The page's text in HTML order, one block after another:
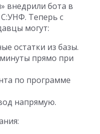
внедрили бота в
Теперь с
могут:
остатки из базы.
прямо при
по программе
напрямую.